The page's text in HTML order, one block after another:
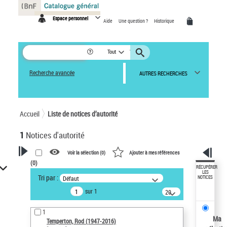
Espace personnel Aide Une question ? Historique
Tout
Recherche avancée AUTRES RECHERCHES
Accueil Liste de notices d’autorité
1 Notices d'autorité
VOTRE RECHERCHE
Recherche avancée dans les
notices d’autorité
Œuvres liées à l'auteur :
Temperton, Rod (1947-2016)
Voir la sélection (0) Ajouter à mes références
(0)
Tri par : Défaut
sur 1
20
résultats/page
1
Temperton, Rod (1947-2016)
RÉCUPÉRER
LES
NOTICES
Ma
Panneau de gestion des cookies